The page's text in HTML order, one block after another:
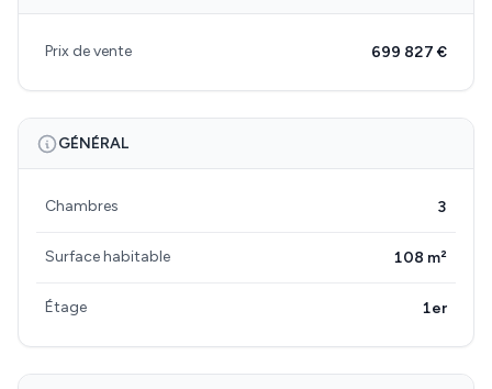
Prix de vente 699 827 €
GÉNÉRAL
Chambres 3
Surface habitable 108 m²
Étage 1er